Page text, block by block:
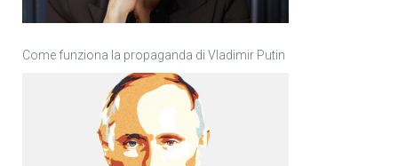
Come funziona la propaganda di Vladimir Putin